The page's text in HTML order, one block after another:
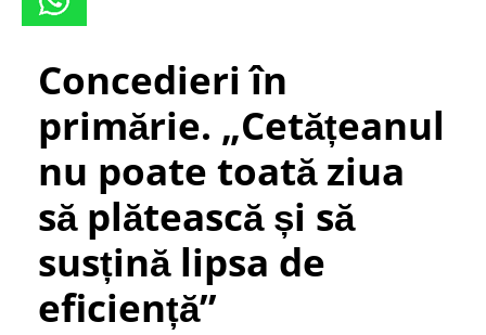
Concedieri în
primărie. „Cetățeanul
nu poate toată ziua
să plătească și să
susțină lipsa de
eficiență”